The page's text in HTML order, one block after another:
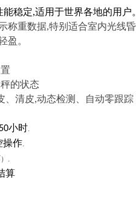
能稳定,适用于世界各地的用户。
称重数据,特别适合室内光线
盈。
的状态
、清皮,动态检测、自动零跟踪
小时.
操作.
）.
算